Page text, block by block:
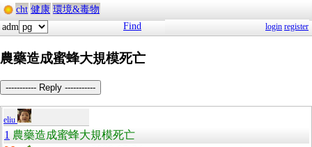
cht 健康 環境&毒物
adm
Find login register
農藥造成蜜蜂大規模死亡
----------- Reply -----------
eliu
1 農藥造成蜜蜂大規模死亡